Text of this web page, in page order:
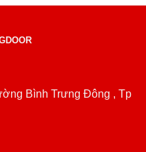
Bình Trưng Đông , Tp